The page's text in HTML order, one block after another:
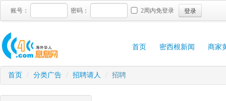
账号： 密码： 2周内免登录 登录
首页 密西根新闻 商家
首页 / 分类广告 / 招聘请人 / 招聘